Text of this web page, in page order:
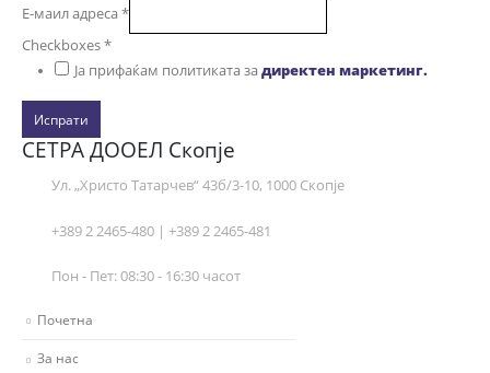
Е-маил адреса*
Checkboxes*
Ја прифаќам политиката задиректен маркетинг.
Испрати
СЕТРА ДООЕЛ Скопје
Ул. „Христо Татарчев“ 43б/3-10, 1000 Скопје
+389 2 2465-480 | +389 2 2465-481
Пон - Пет: 08:30 - 16:30 часот
Почетна
За нас